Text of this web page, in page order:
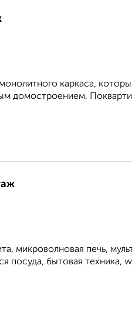
каркаса,
домостроением.
микроволновая печь,
посуда, бытовая техника,